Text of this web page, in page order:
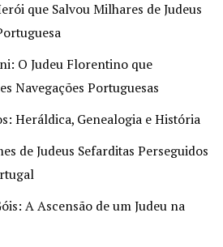
que Salvou Milhares de Judeus
O Judeu Florentino que
Navegações Portuguesas
Heráldica, Genealogia e História
de Judeus Sefarditas Perseguidos
A Ascensão de um Judeu na